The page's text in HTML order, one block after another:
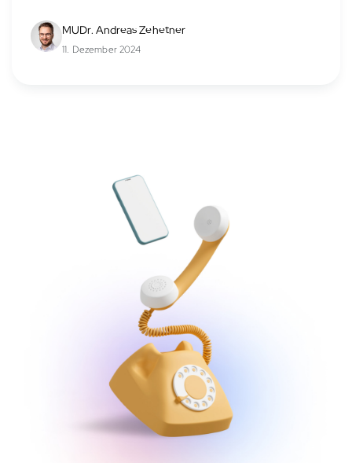
Gehalt oder PJ Vergütung bezeichnet wird.
Diese Praktikumsvergütung soll deine
MUDr. Andreas Zehetner
11. Dezember 2024